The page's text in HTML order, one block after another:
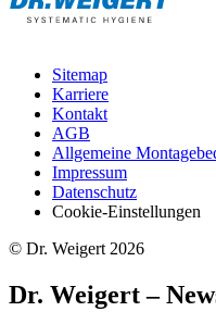
Sitemap
Karriere
Kontakt
AGB
Allgemeine
Impressum
Datenschutz
Cookie-Einstellungen
© Dr. Weigert 2026
Dr. Weigert –